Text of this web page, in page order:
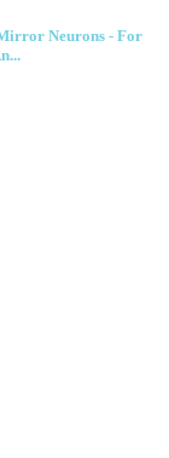
Neurons - For